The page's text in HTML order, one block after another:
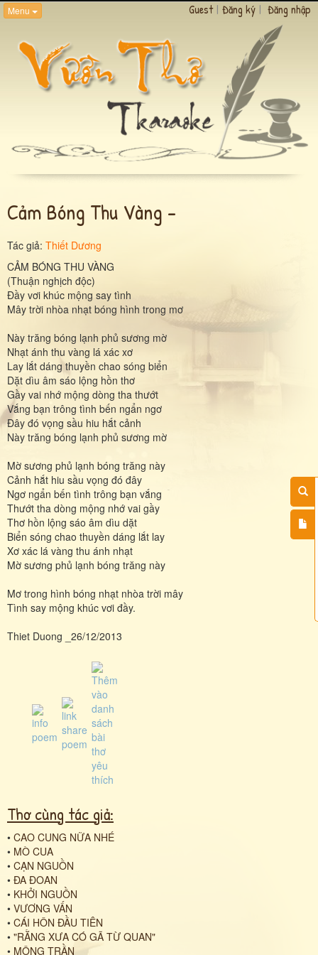
Menu Guest | Đăng ký | Đăng nhập
Cảm Bóng Thu Vàng -
Tác giả: Thiết Dương
CẢM BÓNG THU VÀNG
(Thuận nghịch độc)
Đầy vơi khúc mộng say tình
Mây trời nhòa nhạt bóng hình trong mơ
Này trăng bóng lạnh phủ sương mờ
Nhạt ánh thu vàng lá xác xơ
Lay lắt dáng thuyền chao sóng biển
Dặt dìu âm sáo lộng hồn thơ
Gầy vai nhớ mộng dòng tha thướt
Vắng bạn trông tình bến ngẩn ngơ
Đây đó vọng sầu hiu hắt cảnh
Này trăng bóng lạnh phủ sương mờ
Mờ sương phủ lạnh bóng trăng này
Cảnh hắt hiu sầu vọng đó đây
Ngơ ngẩn bến tình trông bạn vắng
Thướt tha dòng mộng nhớ vai gầy
Thơ hồn lộng sáo âm dìu dặt
Biển sóng chao thuyền dáng lắt lay
Xơ xác lá vàng thu ánh nhạt
Mờ sương phủ lạnh bóng trăng này
Mơ trong hình bóng nhạt nhòa trời mây
Tình say mộng khúc vơi đầy.
Thiet Duong _26/12/2013
Thơ cùng tác giả:
• CAO CUNG NỮA NHÉ
• MÒ CUA
• CẠN NGUỒN
• ĐA ĐOAN
• KHỞI NGUỒN
• VƯƠNG VẤN
• CÁI HÔN ĐẦU TIÊN
• "RẰNG XƯA CÓ GÃ TỪ QUAN"
• MỘNG TRẦN